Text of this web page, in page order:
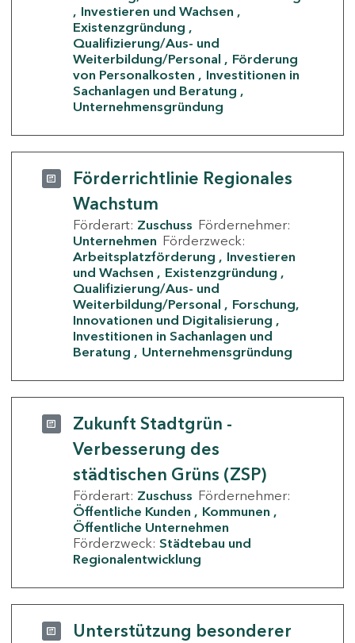
Investieren und Wachsen
Existenzgründung
Qualifizierung/Aus- und
Weiterbildung/Personal
Förderung
von Personalkosten
Investitionen in
Sachanlagen und Beratung
Unternehmensgründung
Förderrichtlinie Regionales
Wachstum
Förderart: Zuschuss Fördernehmer:
Unternehmen Förderzweck:
Arbeitsplatzförderung
Investieren
und Wachsen
Existenzgründung
Qualifizierung/Aus- und
Weiterbildung/Personal
Forschung,
Innovationen und Digitalisierung
Investitionen in Sachanlagen und
Beratung
Unternehmensgründung
Zukunft Stadtgrün -
Verbesserung des
städtischen Grüns (ZSP)
Förderart: Zuschuss Fördernehmer:
Öffentliche Kunden
Kommunen
Öffentliche Unternehmen
Förderzweck: Städtebau und
Regionalentwicklung
Unterstützung besonderer